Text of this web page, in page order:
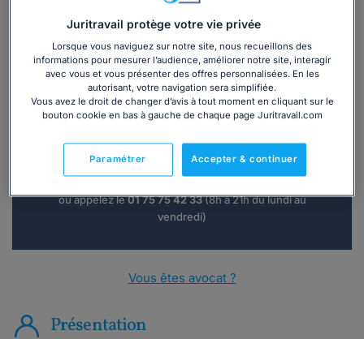
Vous souhaitez une consultation par
téléphone ?
Consulter immédiatement
ou appelez le01 75 75 42 33(8h à 21h du lundi au
vendredi)
Vous êtes avocat ?
Présentation
Juritravail protège votre vie privée
Lorsque vous naviguez sur notre site, nous recueillons des
informations pour mesurer l’audience, améliorer notre site, interagir
avec vous et vous présenter des offres personnalisées. En les
autorisant, votre navigation sera simplifiée.
Vous avez le droit de changer d’avis à tout moment en cliquant sur le
bouton cookie en bas à gauche de chaque page Juritravail.com
Accepter & continuer
Paramétrer